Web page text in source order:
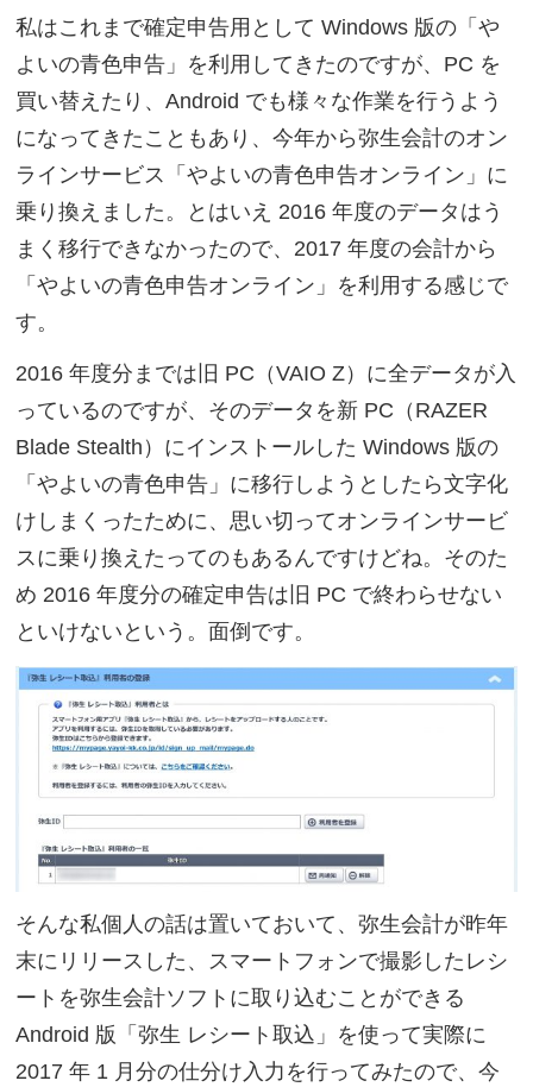
私はこれまで確定申告用として Windows 版の「や
よいの青色申告」を利用してきたのですが、PC を
買い替えたり、Android でも様々な作業を行うよう
になってきたこともあり、今年から弥生会計のオン
ラインサービス「やよいの青色申告オンライン」に
乗り換えました。とはいえ 2016 年度のデータはう
まく移行できなかったので、2017 年度の会計から
「やよいの青色申告オンライン」を利用する感じで
す。
2016 年度分までは旧 PC（VAIO Z）に全データが入
っているのですが、そのデータを新 PC（RAZER
Blade Stealth）にインストールした Windows 版の
「やよいの青色申告」に移行しようとしたら文字化
けしまくったために、思い切ってオンラインサービ
スに乗り換えたってのもあるんですけどね。そのた
め 2016 年度分の確定申告は旧 PC で終わらせない
といけないという。面倒です。
そんな私個人の話は置いておいて、弥生会計が昨年
末にリリースした、スマートフォンで撮影したレシ
ートを弥生会計ソフトに取り込むことができる
Android 版「弥生 レシート取込」を使って実際に
2017 年 1 月分の仕分け入力を行ってみたので、今